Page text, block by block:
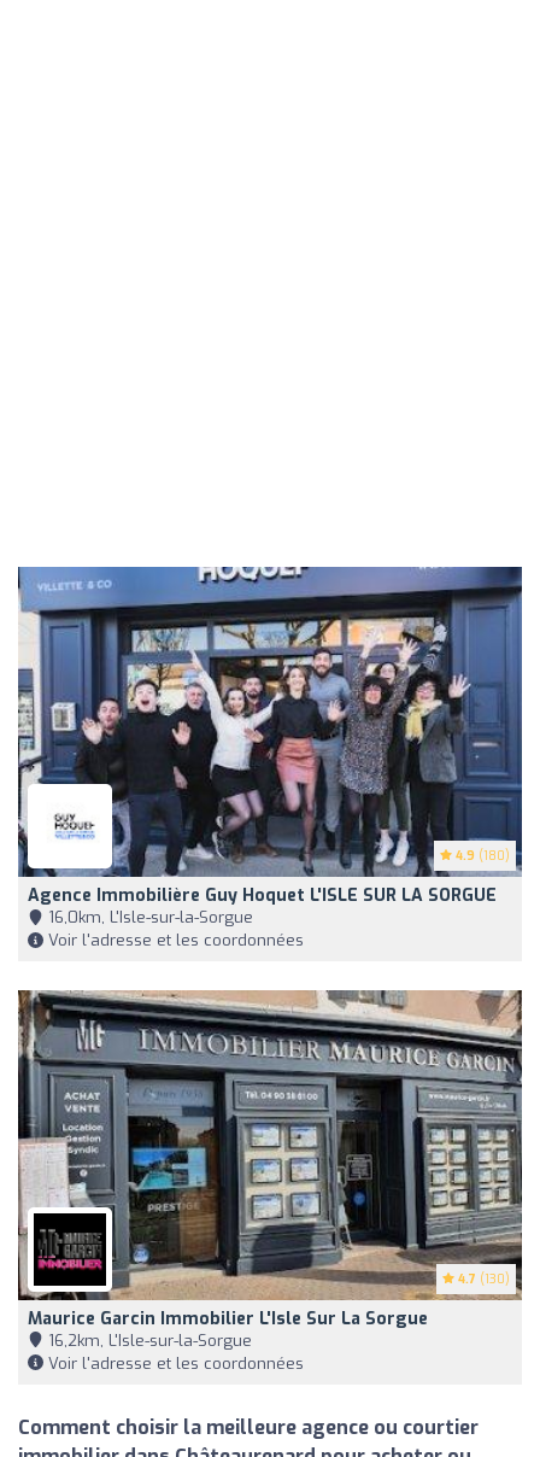
4.9 (180)
Agence Immobilière Guy Hoquet L'ISLE SUR LA SORGUE
16,0km, L'Isle-sur-la-Sorgue
Voir l'adresse et les coordonnées
4.7 (130)
Maurice Garcin Immobilier L'Isle Sur La Sorgue
16,2km, L'Isle-sur-la-Sorgue
Voir l'adresse et les coordonnées
Comment choisir la meilleure agence ou courtier